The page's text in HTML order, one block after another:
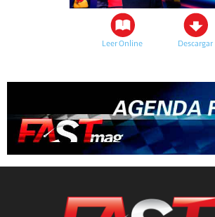
Leer Online Descargar